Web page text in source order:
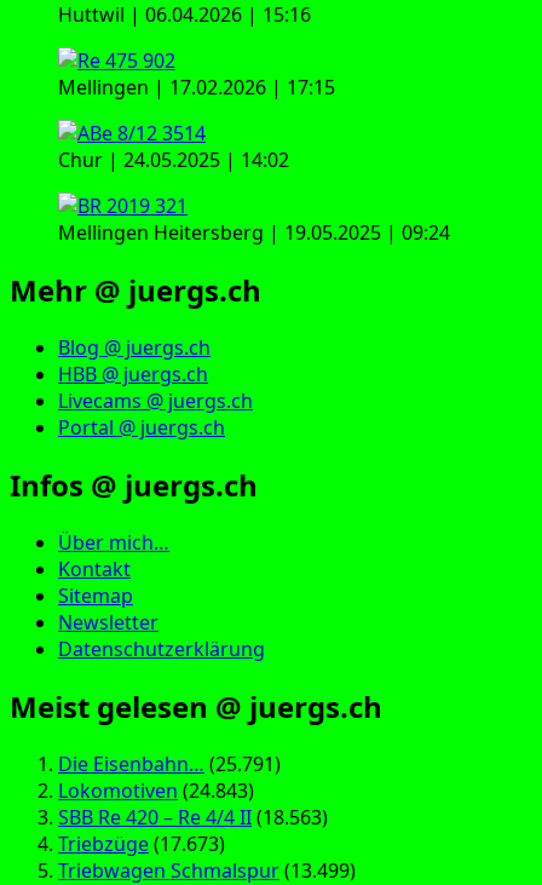
Huttwil | 06.04.2026 | 15:16
Mellingen | 17.02.2026 | 17:15
Chur | 24.05.2025 | 14:02
Mellingen Heitersberg | 19.05.2025 | 09:24
Mehr @ juergs.ch
Blog @ juergs.ch
HBB @ juergs.ch
Livecams @ juergs.ch
Portal @ juergs.ch
Infos @ juergs.ch
Über mich…
Kontakt
Sitemap
Newsletter
Datenschutzerklärung
Meist gelesen @ juergs.ch
Die Eisenbahn… (25.791)
Lokomotiven (24.843)
SBB Re 420 – Re 4/4 II(18.563)
Triebzüge(17.673)
Triebwagen Schmalspur(13.499)